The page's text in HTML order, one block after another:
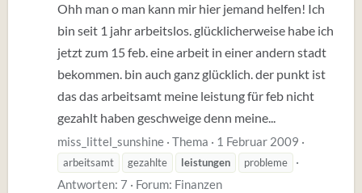
Ohh man o man kann mir hier jemand helfen! Ich
bin seit 1 jahr arbeitslos. glücklicherweise habe ich
jetzt zum 15 feb. eine arbeit in einer andern stadt
bekommen. bin auch ganz glücklich. der punkt ist
das das arbeitsamt meine leistung für feb nicht
gezahlt haben geschweige denn meine...
miss_littel_sunshine Thema 1 Februar 2009
arbeitsamt gezahlte leistungen probleme
Antworten: 7 Forum: Finanzen